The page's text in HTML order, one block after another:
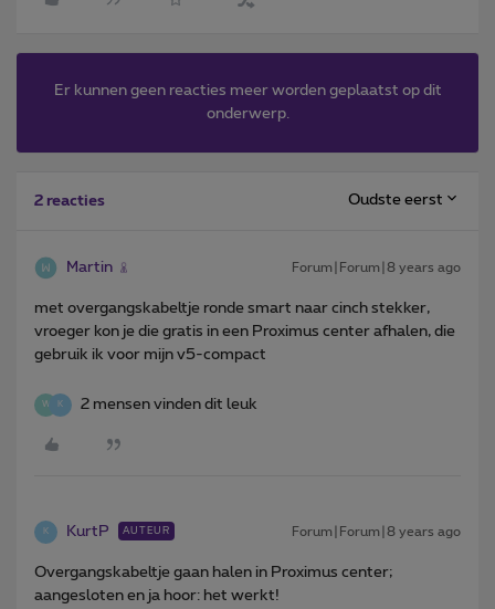
Er kunnen geen reacties meer worden geplaatst op dit
onderwerp.
2 reacties Oudste eerst
Martin Forum|Forum|8 years ago
met overgangskabeltje ronde smart naar cinch stekker,
vroeger kon je die gratis in een Proximus center afhalen, die
gebruik ik voor mijn v5-compact
W K 2 mensen vinden dit leuk
K KurtP AUTEUR Forum|Forum|8 years ago
Overgangskabeltje gaan halen in Proximus center;
aangesloten en ja hoor: het werkt!